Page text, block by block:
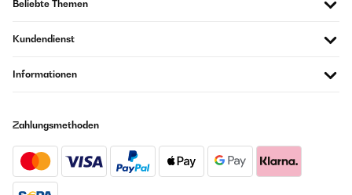
Beliebte Themen
Kundendienst
Informationen
Zahlungsmethoden